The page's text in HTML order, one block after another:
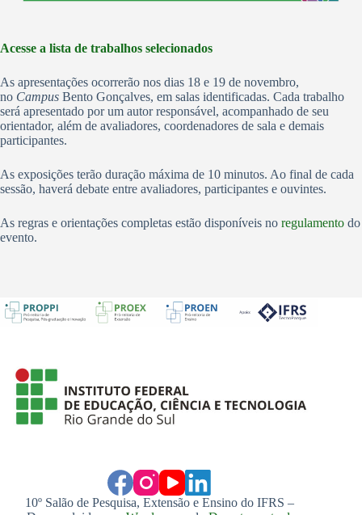
Acesse a lista de trabalhos selecionados
As apresentações ocorrerão nos dias 18 e 19 de novembro,
no Campus Bento Gonçalves, em salas identificadas. Cada trabalho
será apresentado por um autor responsável, acompanhado de seu
orientador, além de avaliadores, coordenadores de sala e demais
participantes.
As exposições terão duração máxima de 10 minutos. Ao final de cada
sessão, haverá debate entre avaliadores, participantes e ouvintes.
As regras e orientações completas estão disponíveis no regulamento do
evento.
10º Salão de Pesquisa, Extensão e Ensino do IFRS –